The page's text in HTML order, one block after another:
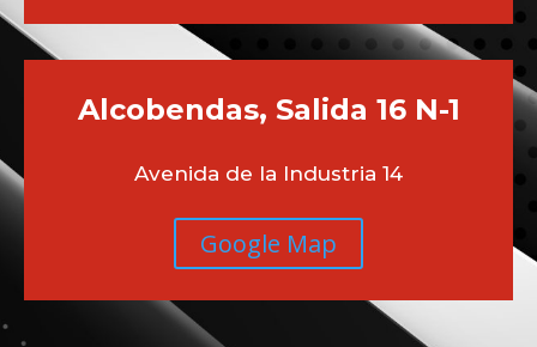
Alcobendas, Salida 16 N-1
Avenida de la Industria 14
Google Map